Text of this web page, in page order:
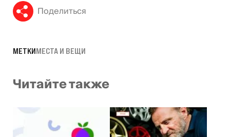
Поделиться
МЕТКИМЕСТА И ВЕЩИ
Читайте также